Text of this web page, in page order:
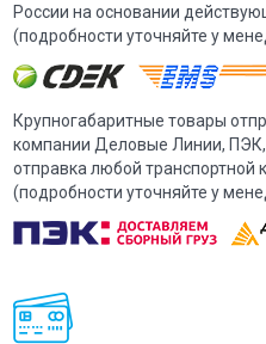
России на основании
(подробности уточняйте у
Крупногабаритные товары
компании Деловые Линии, ПЭК,
отправка любой
(подробности уточняйте у